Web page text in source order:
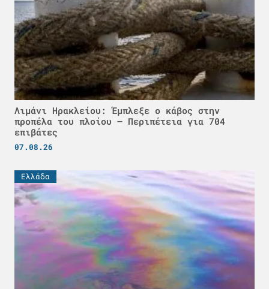
Λιμάνι Ηρακλείου: Έμπλεξε ο κάβος στην
προπέλα του πλοίου – Περιπέτεια για 704
επιβάτες
07.08.26
Ελλάδα